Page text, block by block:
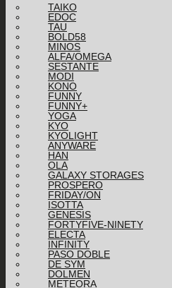
TAIKO
EDOC
TAU
BOLD58
MINOS
ALFA/OMEGA
SESTANTE
MODI
KONO
FUNNY
FUNNY+
YOGA
KYO
KYOLIGHT
ANYWARE
HAN
OLA
GALAXY STORAGES
PROSPERO
FRIDAY/ON
ISOTTA
GENESIS
FORTYFIVE-NINETY
ELECTA
INFINITY
PASO DOBLE
DE SYM
DOLMEN
METEORA